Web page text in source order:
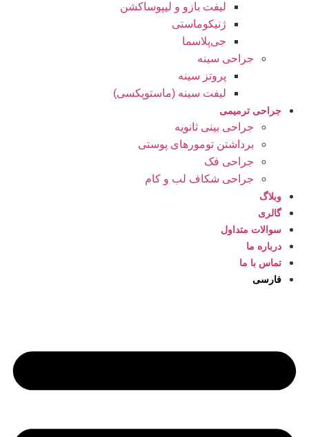
لیفت بازو و لیپوساکشن
ژنیکوماستی
جی‌پلاسما
جراحی سینه
پروتز سینه
لیفت سینه (ماستوپکسی)
جراحی ترمیمی
جراحی بینی ثانویه
برداشتن تومورهای پوستی
جراحی فک
جراحی شکاف لب و کام
وبلاگ
گالری
سوالات متداول
درباره ما
تماس با ما
فارسی